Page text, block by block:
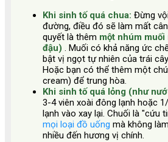
Khi sinh tố quá chua: Đừng
đường, điều đó sẽ làm mất
quyết là thêm một nhúm
đậu) . Muối có khả năng ức
bật vị ngọt tự nhiên của trái
Hoặc bạn có thể thêm một
cream) để trung hòa.
Khi sinh tố quá lỏng (như
3-4 viên xoài đông lạnh hoặc
lạnh vào xay lại. Chuối là "cứu
mọi loại đồ uống mà không
nhiều đến hương vị chính.